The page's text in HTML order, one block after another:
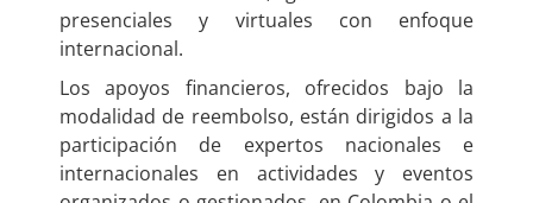
presenciales y virtuales con enfoque
internacional.
Los apoyos financieros, ofrecidos bajo la
modalidad de reembolso, están dirigidos a la
participación de expertos nacionales e
internacionales en actividades y eventos